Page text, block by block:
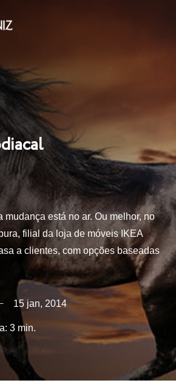
mudança está no ar. Ou melhor, no
filial da loja de móveis IKEA
a clientes, com opções baseadas
15 jan, 2014
3 min.